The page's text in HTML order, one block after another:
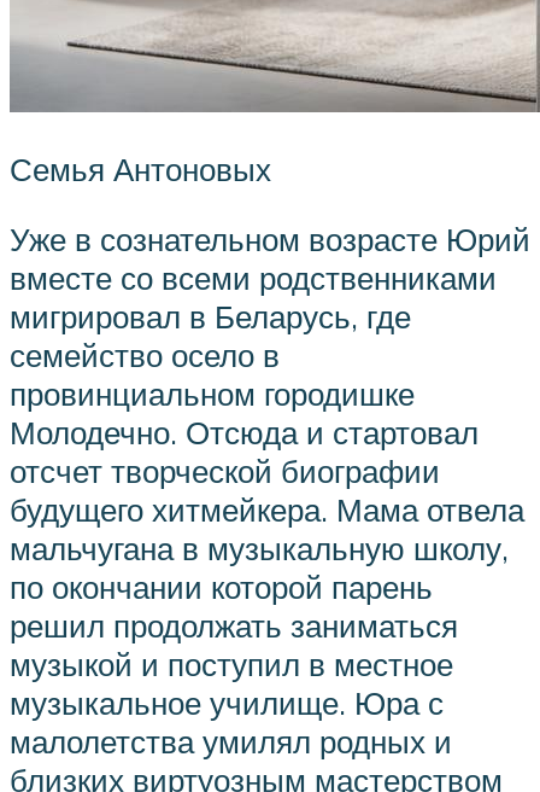
Семья Антоновых
Уже в сознательном возрасте Юрий
вместе со всеми родственниками
мигрировал в Беларусь, где
семейство осело в
провинциальном городишке
Молодечно. Отсюда и стартовал
отсчет творческой биографии
будущего хитмейкера. Мама отвела
мальчугана в музыкальную школу,
по окончании которой парень
решил продолжать заниматься
музыкой и поступил в местное
музыкальное училище. Юра с
малолетства умилял родных и
близких виртуозным мастерством